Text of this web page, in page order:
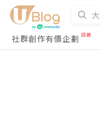
社群創作有價企劃